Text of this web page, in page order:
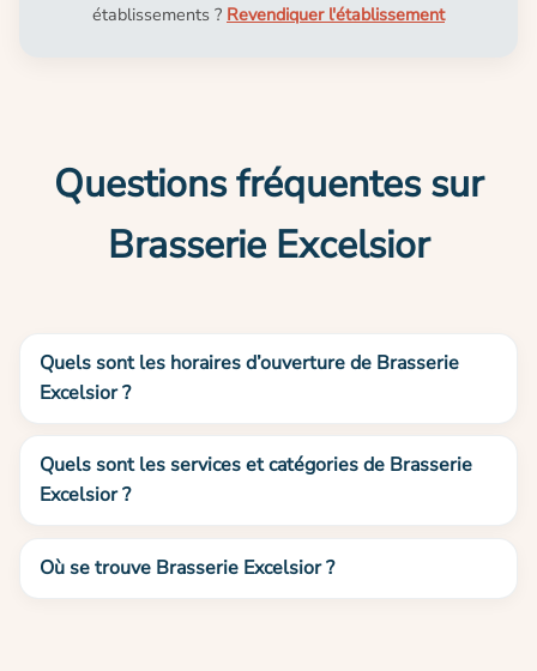
établissements ? Revendiquer l'établissement
Questions fréquentes sur
Brasserie Excelsior
Quels sont les horaires d’ouverture de Brasserie
Excelsior ?
Quels sont les services et catégories de Brasserie
Excelsior ?
Où se trouve Brasserie Excelsior ?